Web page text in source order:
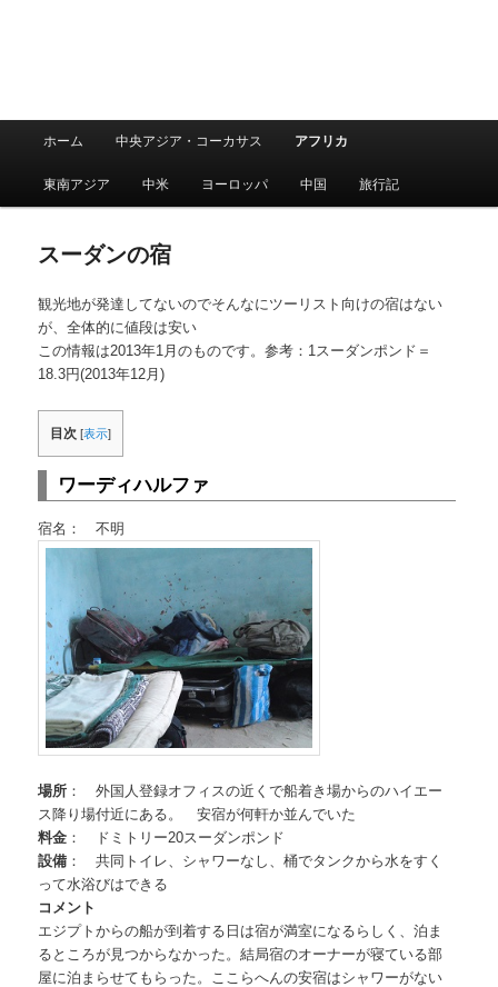
メ
イ
ン
テ
ン
ツ
へ
動
サ
ブ
テ
ン
ツ
へ
移
ホーム 中央アジア・コーカサス アフリカ
東南アジア 中米 ヨーロッパ 中国 旅行記
スーダンの宿
観光地が発達してないのでそんなにツーリスト向けの宿はない
が、全体的に値段は安い
この情報は2013年1月のものです。参考：1スーダンポンド＝
18.3円(2013年12月)
目次 [表示]
ワーディハルファ
宿名： 不明
場所： 外国人登録オフィスの近くで船着き場からのハイエー
ス降り場付近にある。 安宿が何軒か並んでいた
料金： ドミトリー20スーダンポンド
設備： 共同トイレ、シャワーなし、桶でタンクから水をすく
って水浴びはできる
コメント
エジプトからの船が到着する日は宿が満室になるらしく、泊ま
るところが見つからなかった。結局宿のオーナーが寝ている部
屋に泊まらせてもらった。ここらへんの安宿はシャワーがない